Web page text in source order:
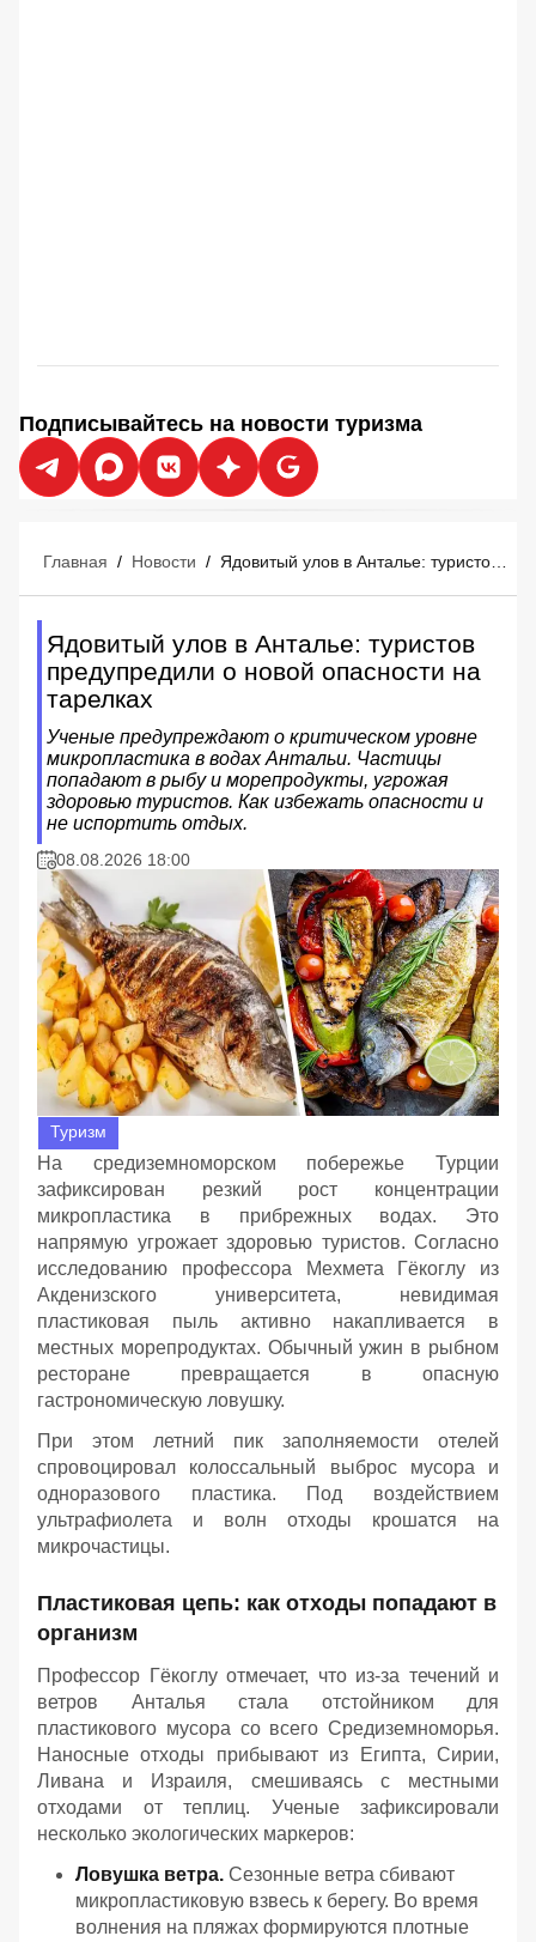
Подписывайтесь на новости туризма
Главная / Новости /
Ядовитый улов в Анталье: туристов
предупредили о новой опасности на
тарелках
Ученые предупреждают о критическом уровне
микропластика в водах Антальи. Частицы
попадают в рыбу и морепродукты, угрожая
здоровью туристов. Как избежать опасности и
не испортить отдых.
08.08.2026 18:00
Туризм
На средиземноморском побережье Турции
зафиксирован резкий рост концентрации
микропластика в прибрежных водах. Это
напрямую угрожает здоровью туристов. Согласно
исследованию профессора Мехмета Гёкоглу из
Акденизского университета, невидимая
пластиковая пыль активно накапливается в
местных морепродуктах. Обычный ужин в рыбном
ресторане превращается в опасную
гастрономическую ловушку.
При этом летний пик заполняемости отелей
спровоцировал колоссальный выброс мусора и
одноразового пластика. Под воздействием
ультрафиолета и волн отходы крошатся на
микрочастицы.
Пластиковая цепь: как отходы попадают в
организм
Профессор Гёкоглу отмечает, что из-за течений и
ветров Анталья стала отстойником для
пластикового мусора со всего Средиземноморья.
Наносные отходы прибывают из Египта, Сирии,
Ливана и Израиля, смешиваясь с местными
отходами от теплиц. Ученые зафиксировали
несколько экологических маркеров:
Ловушка ветра. Сезонные ветра сбивают
микропластиковую взвесь к берегу. Во время
волнения на пляжах формируются плотные